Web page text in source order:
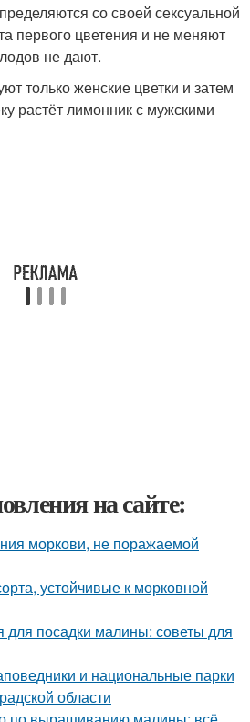
со своей сексуальной
первого цветения и не меняют
не дают.
только женские цветки и затем
растёт лимонник с мужскими
на сайте:
моркови, не поражаемой
устойчивые к морковной
посадки малины: советы для
и национальные парки
области